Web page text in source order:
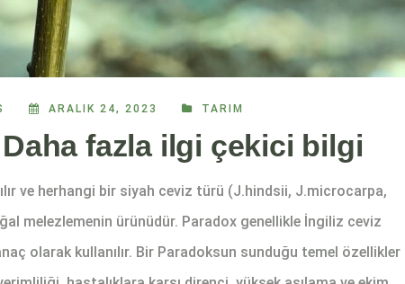
ARALIK 24, 2023 TARIM
fazla ilgi çekici bilgi
ve herhangi bir siyah ceviz türü (J.hindsii, J.microcarpa,
melezlemenin ürünüdür. Paradox genellikle İngiliz ceviz
olarak kullanılır. Bir Paradoksun sunduğu temel özellikler